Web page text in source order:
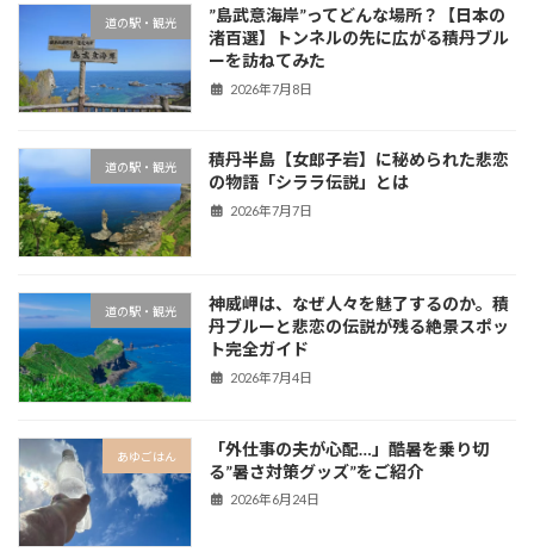
道の駅・観光
”島武意海岸”ってどんな場所？【日本の
渚百選】トンネルの先に広がる積丹ブル
ーを訪ねてみた
2026年7月8日
道の駅・観光
積丹半島【女郎子岩】に秘められた悲恋
の物語「シララ伝説」とは
2026年7月7日
道の駅・観光
神威岬は、なぜ人々を魅了するのか。積
丹ブルーと悲恋の伝説が残る絶景スポッ
ト完全ガイド
2026年7月4日
あゆごはん
「外仕事の夫が心配…」酷暑を乗り切
る”暑さ対策グッズ”をご紹介
2026年6月24日